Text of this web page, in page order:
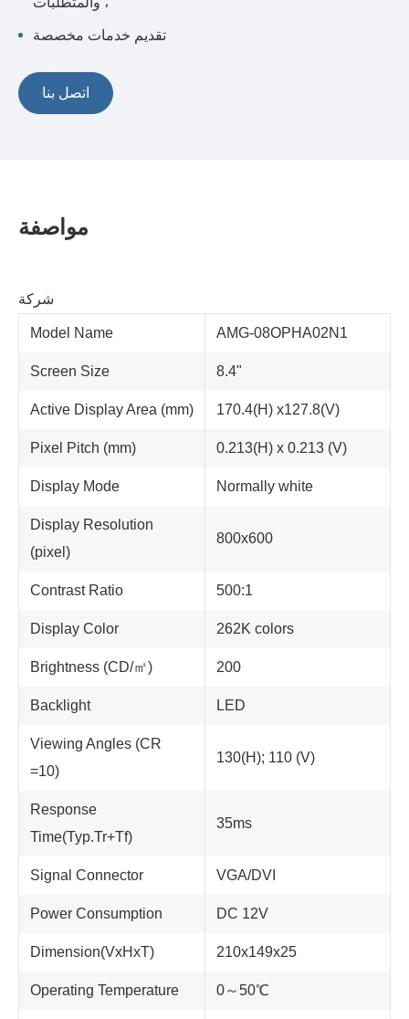
تقديم خدمات مخصصة
اتصل بنا
مواصفة
شركة
Model Name AMG-08OPHA02N1
Screen Size 8.4"
Active Display Area (mm) 170.4(H) x127.8(V)
Pixel Pitch (mm) 0.213(H) x 0.213 (V)
Display Mode Normally white
Display Resolution
(pixel)
800x600
Contrast Ratio 500:1
Display Color 262K colors
Brightness (CD/㎡) 200
Backlight LED
Viewing Angles (CR
=10)
130(H); 110 (V)
Response
Time(Typ.Tr+Tf)
35ms
Signal Connector VGA/DVI
Power Consumption DC 12V
Dimension(VxHxT) 210x149x25
Operating Temperature 0～50℃